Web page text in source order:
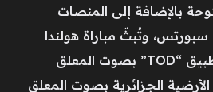
بالإضافة إلى المنصات
وتُبثّ مباراة هولندا
والجزائر الودية عبر تطبيق “TOD” بصوت المعلق
الجزائرية بصوت المعلق